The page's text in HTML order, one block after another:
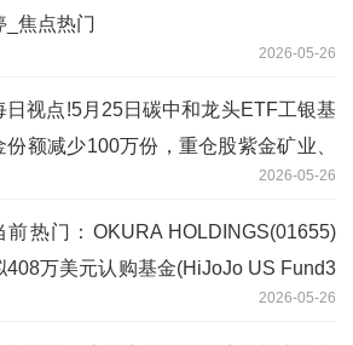
_焦点热门
2026-05-26
日视点!5月25日碳中和龙头ETF工银基
份额减少100万份，重仓股紫金矿业、
2026-05-26
前热门：OKURA HOLDINGS(01655)
408万美元认购基金(HiJoJo US Fund3
2026-05-26